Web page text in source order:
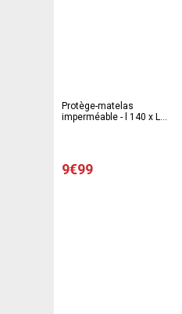
Protège-matelas
imperméable - l 140 x L
9€99